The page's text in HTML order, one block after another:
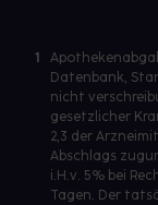
1
Datenbank,
nicht
gesetzlicher
2,3 der
Abschlags
i.H.v. 5% bei
Tagen. Der